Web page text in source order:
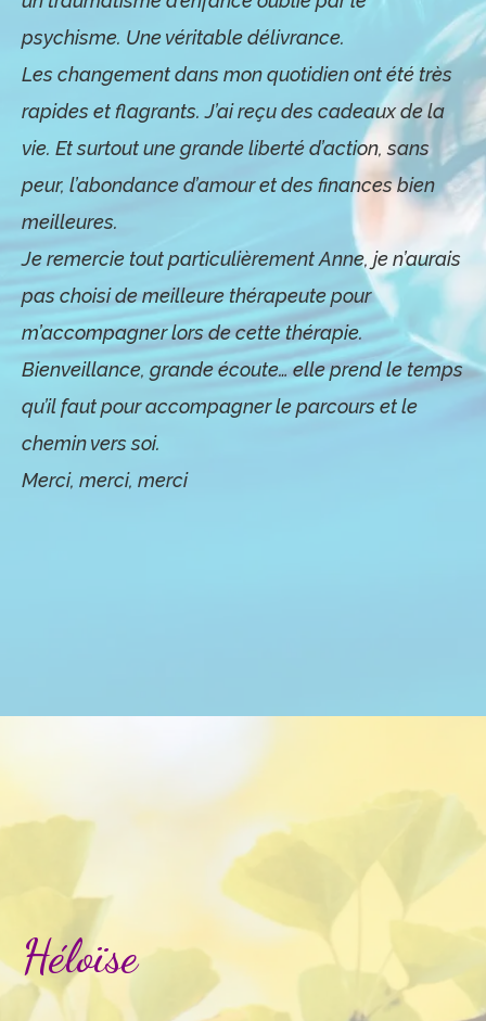
psychisme. Une véritable délivrance.
Les changement dans mon quotidien ont été très
rapides et flagrants. J’ai reçu des cadeaux de la
vie. Et surtout une grande liberté d’action, sans
peur, l’abondance d’amour et des finances bien
meilleures.
Je remercie tout particulièrement Anne, je n’aurais
pas choisi de meilleure thérapeute pour
m’accompagner lors de cette thérapie.
Bienveillance, grande écoute… elle prend le temps
qu’il faut pour accompagner le parcours et le
chemin vers soi.
Merci, merci, merci
Héloïse